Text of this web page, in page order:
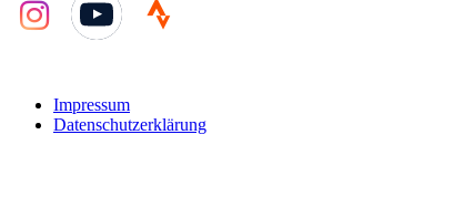
YouTube
Impressum
Datenschutzerklärung